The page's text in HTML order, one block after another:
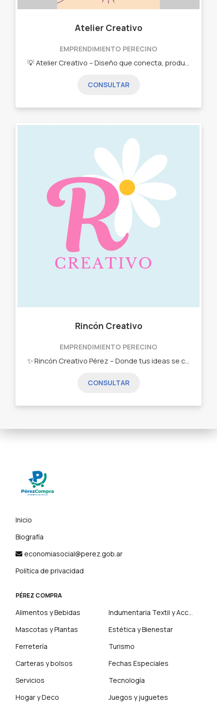
Atelier Creativo
EMPRENDIMIENTO PERECINO
CONSULTAR
Rincón Creativo
EMPRENDIMIENTO PERECINO
CONSULTAR
Inicio
Biografía
economiasocial@perez.gob.ar
Política de privacidad
PÉREZ COMPRA
Alimentos y Bebidas
Mascotas y Plantas
Estética y Bienestar
Ferretería
Turismo
Carteras y bolsos
Fechas Especiales
Servicios
Tecnología
Hogar y Deco
Juegos y juguetes